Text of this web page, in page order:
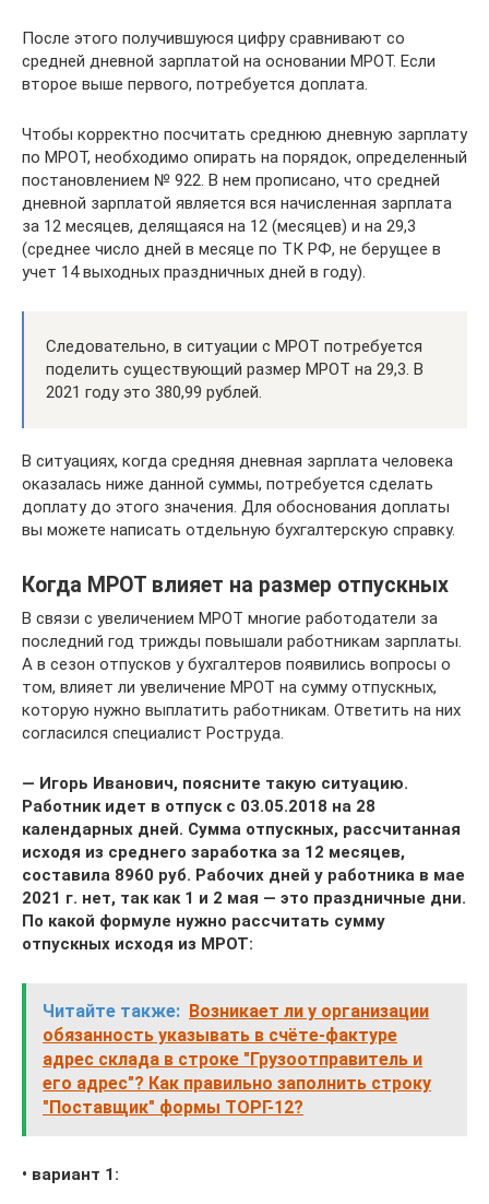
После этого получившуюся цифру сравнивают со
средней дневной зарплатой на основании МРОТ. Если
второе выше первого, потребуется доплата.
Чтобы корректно посчитать среднюю дневную зарплату
по МРОТ, необходимо опирать на порядок, определенный
постановлением № 922. В нем прописано, что средней
дневной зарплатой является вся начисленная зарплата
за 12 месяцев, делящаяся на 12 (месяцев) и на 29,3
(среднее число дней в месяце по ТК РФ, не берущее в
учет 14 выходных праздничных дней в году).
Следовательно, в ситуации с МРОТ потребуется
поделить существующий размер МРОТ на 29,3. В
2021 году это 380,99 рублей.
В ситуациях, когда средняя дневная зарплата человека
оказалась ниже данной суммы, потребуется сделать
доплату до этого значения. Для обоснования доплаты
вы можете написать отдельную бухгалтерскую справку.
Когда МРОТ влияет на размер отпускных
В связи с увеличением МРОТ многие работодатели за
последний год трижды повышали работникам зарплаты.
А в сезон отпусков у бухгалтеров появились вопросы о
том, влияет ли увеличение МРОТ на сумму отпускных,
которую нужно выплатить работникам. Ответить на них
согласился специалист Роструда.
— Игорь Иванович, поясните такую ситуацию.
Работник идет в отпуск с 03.05.2018 на 28
календарных дней. Сумма отпускных, рассчитанная
исходя из среднего заработка за 12 месяцев,
составила 8960 руб. Рабочих дней у работника в мае
2021 г. нет, так как 1 и 2 мая — это праздничные дни.
По какой формуле нужно рассчитать сумму
отпускных исходя из МРОТ:
Читайте также: Возникает ли у организации
обязанность указывать в счёте-фактуре
адрес склада в строке "Грузоотправитель и
его адрес"? Как правильно заполнить строку
"Поставщик" формы ТОРГ-12?
• вариант 1: